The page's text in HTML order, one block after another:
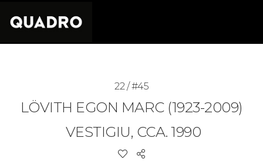
22 / #45
LÖVITH EGON MARC (1923-2009)
VESTIGIU, CCA. 1990